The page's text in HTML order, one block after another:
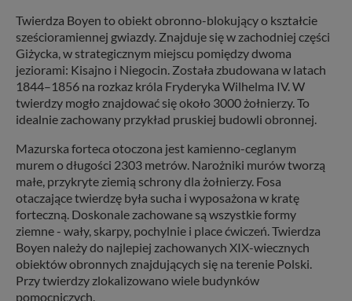
Twierdza Boyen to obiekt obronno-blokujący o kształcie
sześcioramiennej gwiazdy. Znajduje się w zachodniej części
Giżycka, w strategicznym miejscu pomiędzy dwoma
jeziorami: Kisajno i Niegocin. Została zbudowana w latach
1844–1856 na rozkaz króla Fryderyka Wilhelma IV. W
twierdzy mogło znajdować się około 3000 żołnierzy. To
idealnie zachowany przykład pruskiej budowli obronnej.
Mazurska forteca otoczona jest kamienno-ceglanym
murem o długości 2303 metrów. Narożniki murów tworzą
małe, przykryte ziemią schrony dla żołnierzy. Fosa
otaczające twierdzę była sucha i wyposażona w kratę
forteczną. Doskonale zachowane są wszystkie formy
ziemne - wały, skarpy, pochylnie i place ćwiczeń. Twierdza
Boyen należy do najlepiej zachowanych XIX-wiecznych
obiektów obronnych znajdujących się na terenie Polski.
Przy twierdzy zlokalizowano wiele budynków
pomocniczych.